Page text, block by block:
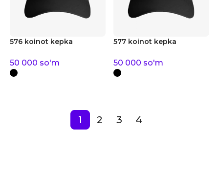
576 koinot kepka
50 000 so'm
577 koinot kepka
50 000 so'm
1 2 3 4